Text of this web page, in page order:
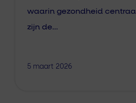
waarin gezondheid
zijn de…
5 maart 2026